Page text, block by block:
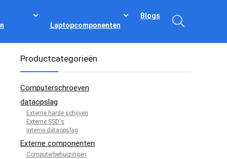
Laptopcomponenten
Blogs
Productcategorieën
Computerschroeven
dataopslag
Externe harde schijven
Externe SSD's
Interne dataopslag
Externe componenten
Computerbehuizingen